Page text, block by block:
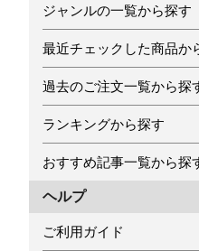
ジャンルの一覧から探す
最近チェックした商品か
過去のご注文一覧から探
ランキングから探す
おすすめ記事一覧から探
ヘルプ
ご利用ガイド